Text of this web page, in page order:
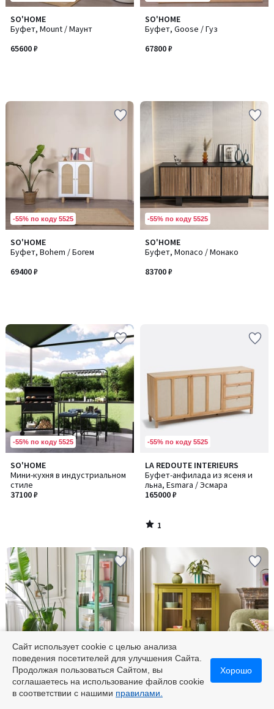
SO'HOME
Буфет, Mount / Маунт
65600 ₽
SO'HOME
Буфет, Goose / Гуз
67800 ₽
-55% по коду 5525
SO'HOME
Буфет, Bohem / Богем
69400 ₽
-55% по коду 5525
SO'HOME
Буфет, Monaco / Монако
83700 ₽
-55% по коду 5525
SO'HOME
Мини-кухня в индустриальном
стиле
37100 ₽
-55% по коду 5525
LA REDOUTE INTERIEURS
Буфет-анфилада из ясеня и
льна, Esmara / Эсмара
165000 ₽
1
/
5
1
/
Финальная цена
LA REDOUTE INTERIEURS
Шкаф-витрина с одной
4,9
/ 5
LA REDOUTE INTERIEURS
Шкаф-витрина низкий, Alvina /
4,5
/ 5
Сайт использует cookie с целью анализа
поведения посетителей для улучшения Сайта.
Продолжая пользоваться Сайтом, вы
соглашаетесь на использование файлов cookie
в соответствии с нашими правилами.
Хорошо